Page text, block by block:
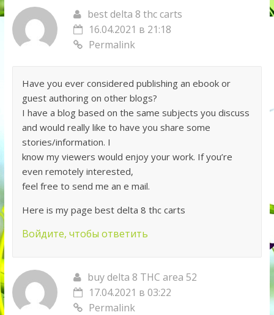
best delta 8 thc carts
16.04.2021 в 21:18
Permalink
Have you ever considered publishing an ebook or
guest authoring on other blogs?
I have a blog based on the same subjects you discuss
and would really like to have you share some
stories/information. I
know my viewers would enjoy your work. If you’re
even remotely interested,
feel free to send me an e mail.
Here is my page best delta 8 thc carts
Войдите, чтобы ответить
buy delta 8 THC area 52
17.04.2021 в 03:22
Permalink